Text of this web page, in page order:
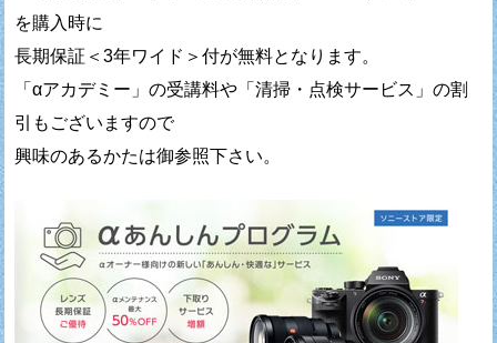
を購入時に
長期保証＜3年ワイド＞付が無料となります。
「αアカデミー」の受講料や「清掃・点検サービス」の割
引もございますので
興味のあるかたは御参照下さい。